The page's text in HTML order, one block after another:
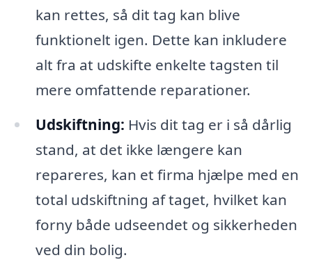
kan rettes, så dit tag kan blive
funktionelt igen. Dette kan inkludere
alt fra at udskifte enkelte tagsten til
mere omfattende reparationer.
Udskiftning: Hvis dit tag er i så dårlig
stand, at det ikke længere kan
repareres, kan et firma hjælpe med en
total udskiftning af taget, hvilket kan
forny både udseendet og sikkerheden
ved din bolig.